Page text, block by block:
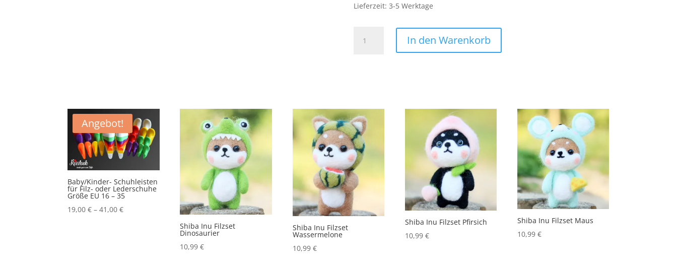
Lieferzeit: 3-5 Werktage
Patch
Wanderer
Totenkopf
Menge
In den Warenkorb
Angebot!
Baby/Kinder- Schuhleisten
für Filz- oder Lederschuhe
Größe EU 16 – 35
19,00€ –41,00€
Shiba Inu Filzset
Dinosaurier
10,99€
Shiba Inu Filzset
Wassermelone
10,99 €
Shiba Inu Filzset Pfirsich
10,99 €
Shiba Inu Filzset Maus
10,99 €